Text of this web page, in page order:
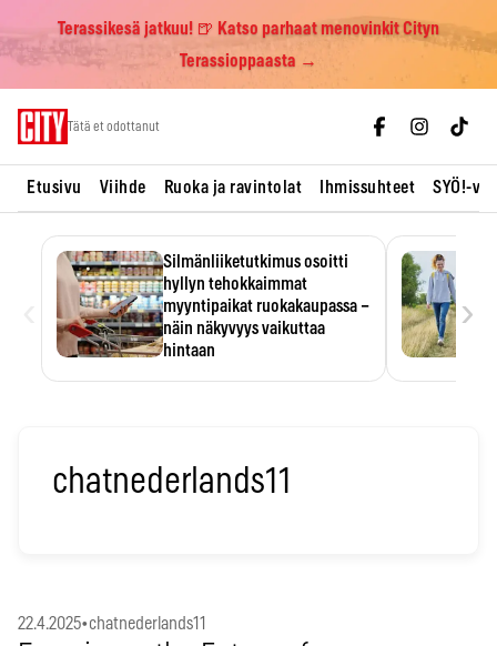
Terassikesä jatkuu! 🍺 Katso parhaat menovinkit Cityn
Terassioppaasta →
Tätä et odottanut
Etusivu Viihde Ruoka ja ravintolat Ihmissuhteet SYÖ!-
Silmänliiketutkimus osoitti
hyllyn tehokkaimmat
myyntipaikat ruokakaupassa –
näin näkyvyys vaikuttaa
hintaan
›
chatnederlands11
22.4.2025•chatnederlands11